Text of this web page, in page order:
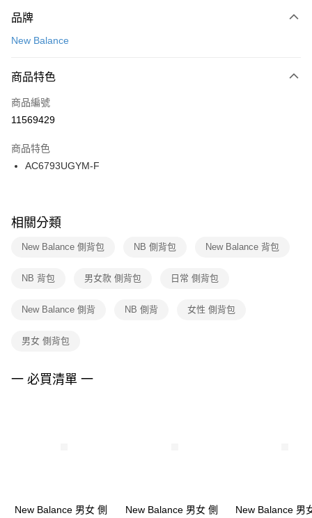
台灣樂天信用卡公司
【關於「AFTEE先享後付」】
便利好安心！
３．安心：先確認商品／服務後，再付款。
【「AFTEE先享後付」結帳流程】
１．於結帳方式選擇「AFTEE先享後付」後，將跳轉至「AFTEE先享後付」
２．訂單成立數日內，您將收到繳費通知簡訊。
３．收到繳費通知簡訊後14天內，點擊此簡訊中的連結，可透過四大超商／
ATM／網路銀行／等多元方式進行付款，方視為交易完成。
※ 交易是否成功請以「AFTEE先享後付 」之結帳頁面顯示為準，若有關於
是否繳費成功／繳費後需取消欲退款等相關疑問，請聯繫「AFTEE先享後付
客戶支援中心」 https://netprotections.freshdesk.com/support/home
１．透過由恩沛科技股份有限公司提供之「AFTEE先享後付」服務完成之交
權轉讓予恩沛科技股份有限公司。
３．未成年的使用者請事先徵得法定代理人或監護人之同意方可使用
４．使用「AFTEE先享後付」時，將依據個別帳號之用戶狀況，依本公司即
運送方式
每筆NT$100，滿NT$1,500(含以上)免運費
宅配
每筆NT$100，滿NT$1,500(含以上)免運費
付款後門市自取
每筆NT$100，滿NT$1,500(含以上)免運費
品牌
New Balance
商品特色
商品編號
11569429
商品特色
AC6793UGYM-F
相關分類
New Balance 側背包 NB 側背包 New Balance 背包
NB 背包 男女款 側背包 日常 側背包
New Balance 側背 NB 側背 女性 側背包
男女 側背包
一 必買清單 一
New Balance 男女 側
New Balance 男女 側
New Balance 男